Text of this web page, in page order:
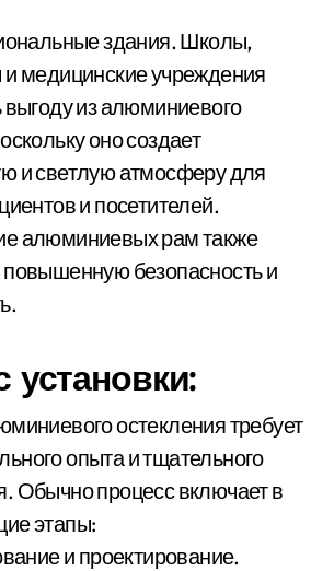
здания. Школы,
и медицинские учреждения
выгоду из алюминиевого
оно создает
и светлую атмосферу для
и посетителей.
алюминиевых рам также
повышенную безопасность и
установки:
остекления требует
опыта и тщательного
Обычно процесс включает в
этапы:
и проектирование.